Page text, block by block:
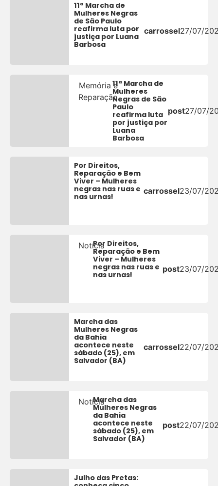
11ª Marcha de
Mulheres Negras
de São Paulo
reafirma luta por
justiça por Luana
Barbosa
carrossel27/07/
Memória e
Reparação
11ª Marcha de
Mulheres
Negras de São
Paulo
reafirma luta
por justiça por
Luana
Barbosa
post27/07/
Por Direitos,
Reparação e Bem
Viver – Mulheres
negras nas ruas e
nas urnas!
carrossel23/07/
NotíciaPor Direitos,
Reparação e Bem
Viver – Mulheres
negras nas ruas e
nas urnas!
post23/07/
Marcha das
Mulheres Negras
da Bahia
acontece neste
sábado (25), em
Salvador (BA)
carrossel22/07/
NotíciaMarcha das
Mulheres Negras
da Bahia
acontece neste
sábado (25), em
Salvador (BA)
post22/07/
Julho das Pretas: